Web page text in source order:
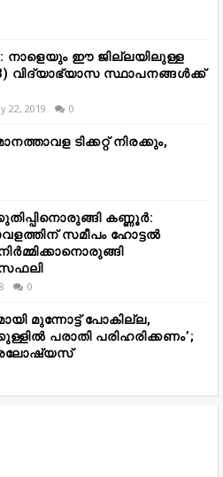
നാളെയും ഈ ജില്ലയിലുള്ള
വിദ്യാഭ്യാസ സ്ഥാപനങ്ങൾക്ക്
22, 2019 0
ടിക്കറ്റ് നിരക്കും,
കണ്ണൂർ:
സമീപം ഹോട്ടൽ
0
മുന്നോട്ട് പോകില്ല,
പരാതി പരിഹരിക്കണം’;
അലോഷ്യസ്